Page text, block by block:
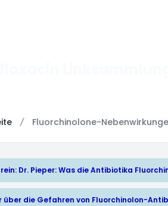
Fluorchinolone-
Dr. Pieper: Was die Antibiotika
über die Gefahren von Fluorchinolon-